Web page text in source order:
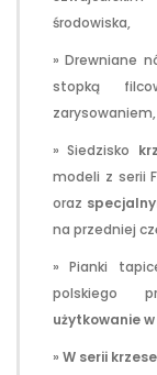
środowiska,
» Drewniane
stopką
zarysowaniem,
» Siedzisko
modeli z serii
oraz
na przedniej
» Pianki
polskiego
użytkowanie
» W serii